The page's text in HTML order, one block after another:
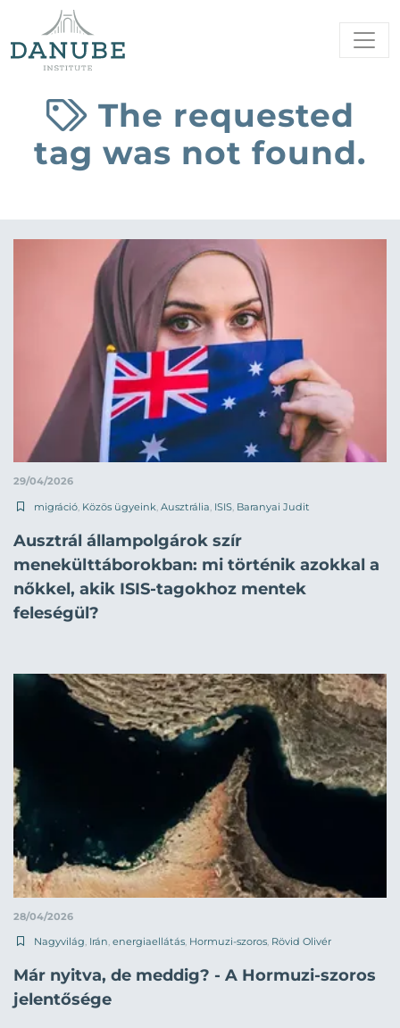
The requested
tag was not found.
29/04/2026
migráció Közös ügyeink Ausztrália ISIS Baranyai Judit
Ausztrál állampolgárok szír
menekülttáborokban: mi történik azokkal a
nőkkel, akik ISIS-tagokhoz mentek
feleségül?
28/04/2026
Nagyvilág Irán energiaellátás Hormuzi-szoros Rövid Olivér
Már nyitva, de meddig? - A Hormuzi-szoros
jelentősége